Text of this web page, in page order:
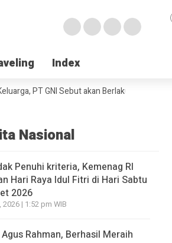
Index
Index
PT GNI Sebut akan Berlaku Januari 2027
Nasional
Penuhi kriteria, Kemenag RI
Hari Raya Idul Fitri di Hari Sabtu
2026
2026 | 1:52 pm WIB
Rahman, Berhasil Meraih